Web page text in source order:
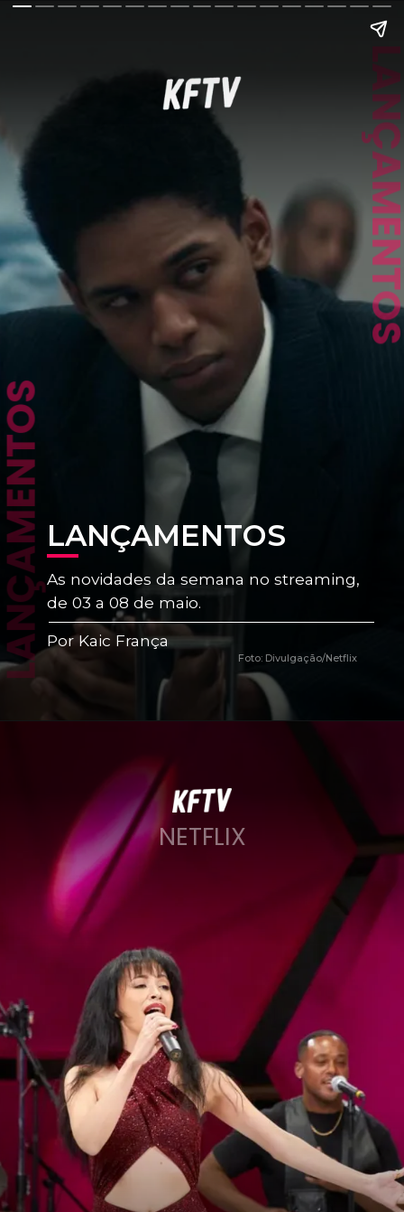
Por Kaic França
LANÇAMENTOS
As novidades da semana no streaming,
de 03 a 08 de maio.
Foto: Divulgação/Netflix
NETFLIX